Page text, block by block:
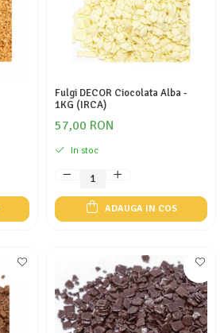
Fulgi DECOR Ciocolata Alba -
1KG (IRCA)
57,00 RON
In stoc
ADAUGA IN COS